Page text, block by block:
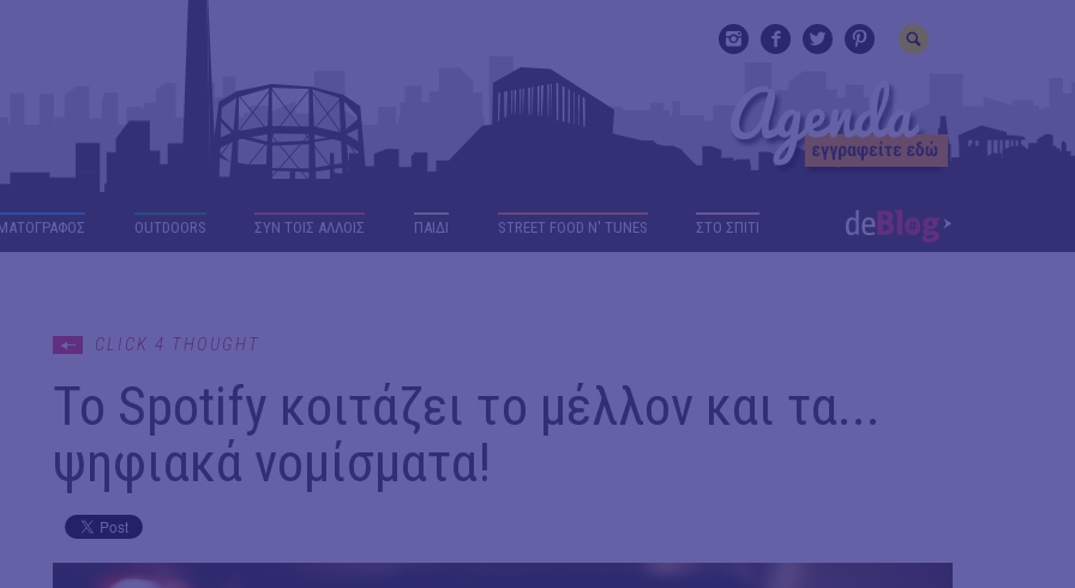
OUTDΟORS ΣΥΝ ΤΟΙΣ ΑΛΛΟΙΣ ΠΑΙΔΙ STREET FOOD N' TUNES ΣΤΟ ΣΠΙΤΙ
CLICK 4 THOUGHT
To Spotify κοιτάζει το μέλλον και τα...
ψηφιακά νομίσματα!